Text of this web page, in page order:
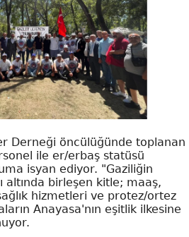
Derneği öncülüğünde toplanan
ile er/erbaş statüsü
isyan ediyor. "Gaziliğin
altında birleşen kitle; maaş,
hizmetleri ve protez/ortez
Anayasa'nın eşitlik ilkesine